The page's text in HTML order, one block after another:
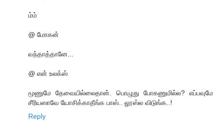
ம்ம்
@ மோகன்
வந்தாத்தானே...
@ என் உலக்ஸ்
மூணுமே தேவையில்லைதான். பொழுது போகணுமில்ல? எப்பவுமே
சீரியஸாவே யோசிக்காதீங்க பாஸ்.. லூஸ்ல விடுங்க..!
Reply